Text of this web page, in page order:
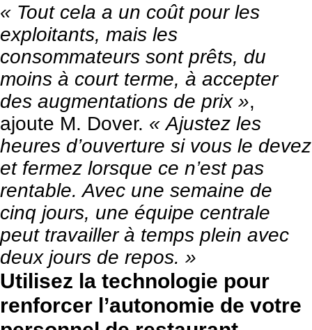
« Tout cela a un coût pour les
exploitants, mais les
consommateurs sont prêts, du
moins à court terme, à accepter
des augmentations de prix »,
ajoute M. Dover. « Ajustez les
heures d’ouverture si vous le devez
et fermez lorsque ce n’est pas
rentable. Avec une semaine de
cinq jours, une équipe centrale
peut travailler à temps plein avec
deux jours de repos. »
Utilisez la technologie pour
renforcer l’autonomie de votre